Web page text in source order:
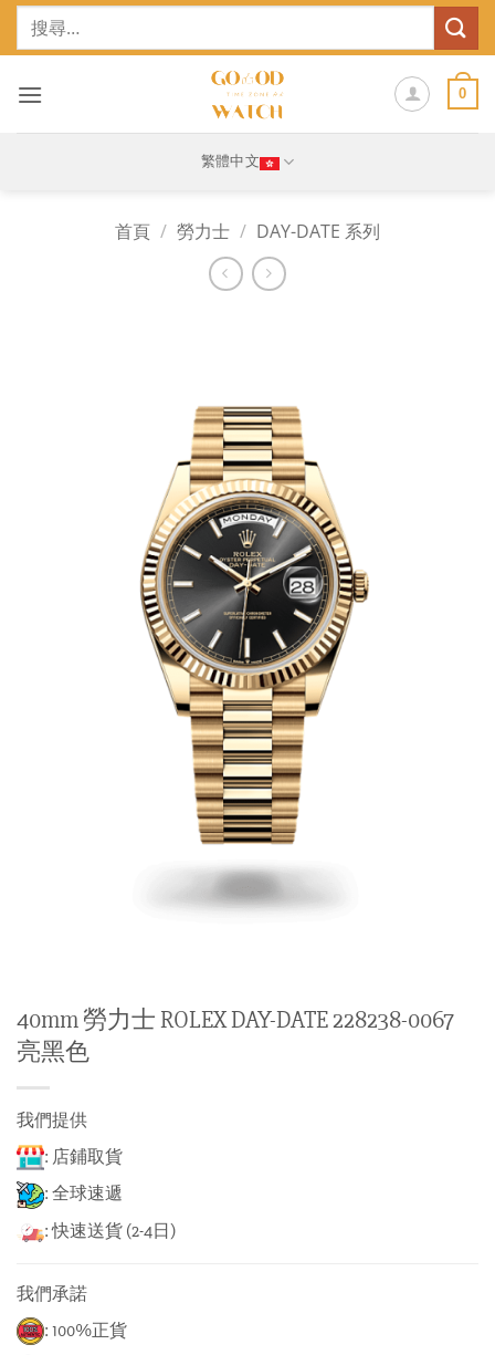
Skip
鍵
0
繁體中文
首頁 / 勞力士 / DAY-DATE 系列
40mm 勞力士 ROLEX DAY-DATE 228238-0067
亮黑色
我們提供
: 店鋪取貨
: 全球速遞
: 快速送貨 (2-4日)
我們承諾
: 100%正貨